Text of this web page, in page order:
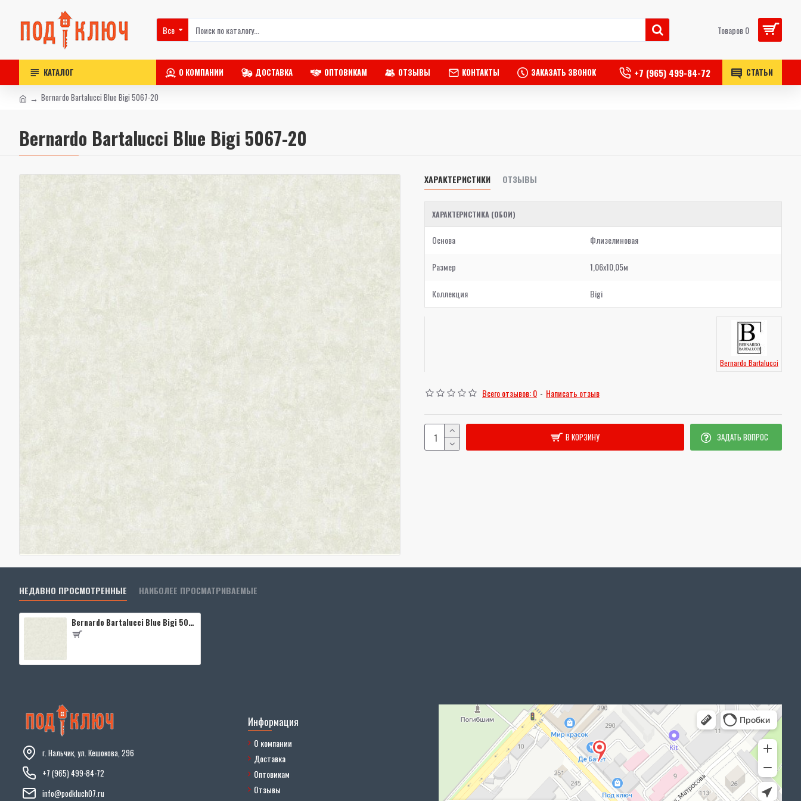
Все Товаров 0
КАТАЛОГ О КОМПАНИИ ДОСТАВКА ОПТОВИКАМ ОТЗЫВЫ КОНТАКТЫ ЗАКАЗАТЬ ЗВОНОК +7 (965) 499-84-72 СТАТЬИ
Bernardo Bartalucci Blue Bigi 5067-20
Bernardo Bartalucci Blue Bigi 5067-20
ХАРАКТЕРИСТИКИ ОТЗЫВЫ
ХАРАКТЕРИСТИКА (ОБОИ)
Основа Флизелиновая
Размер 1,06x10,05м
Коллекция Bigi
Bernardo Bartalucci
Всего отзывов: 0 - Написать отзыв
В КОРЗИНУ ЗАДАТЬ ВОПРОС
НЕДАВНО ПРОСМОТРЕННЫЕ НАИБОЛЕЕ ПРОСМАТРИВАЕМЫЕ
Bernardo Bartalucci Blue Bigi 5067-20
г. Нальчик, ул. Кешокова, 296
+7 (965) 499-84-72
info@podkluch07.ru
Информация
О компании
Доставка
Оптовикам
Отзывы